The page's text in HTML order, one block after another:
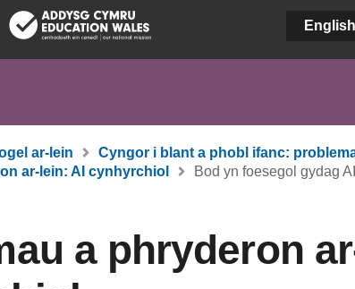
English
ar-lein
Cyngor i blant a phobl ifanc:
ar-lein: AI cynhyrchiol
Bod yn foesegol gydag AI
a phryderon